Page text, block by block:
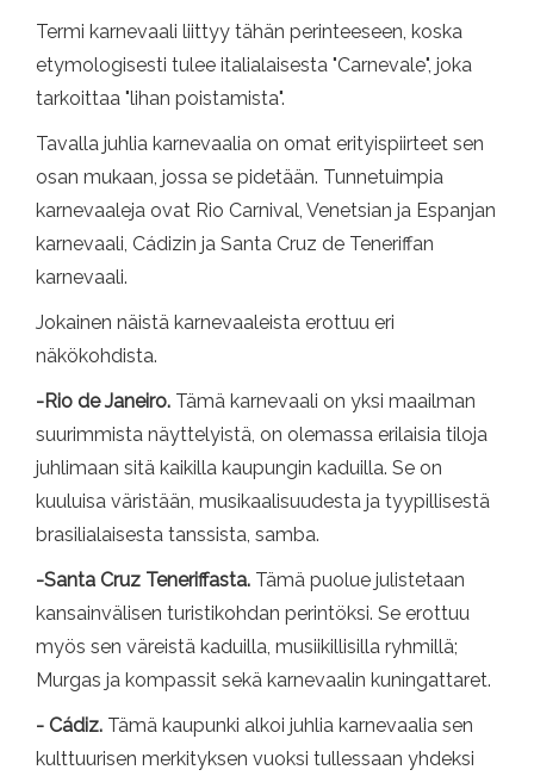
Termi karnevaali liittyy tähän perinteeseen, koska
etymologisesti tulee italialaisesta "Carnevale", joka
tarkoittaa "lihan poistamista".
Tavalla juhlia karnevaalia on omat erityispiirteet sen
osan mukaan, jossa se pidetään. Tunnetuimpia
karnevaaleja ovat Rio Carnival, Venetsian ja Espanjan
karnevaali, Cádizin ja Santa Cruz de Teneriffan
karnevaali.
Jokainen näistä karnevaaleista erottuu eri
näkökohdista.
-Rio de Janeiro. Tämä karnevaali on yksi maailman
suurimmista näyttelyistä, on olemassa erilaisia ​​tiloja
juhlimaan sitä kaikilla kaupungin kaduilla. Se on
kuuluisa väristään, musikaalisuudesta ja tyypillisestä
brasilialaisesta tanssista, samba.
-Santa Cruz Teneriffasta. Tämä puolue julistetaan
kansainvälisen turistikohdan perintöksi. Se erottuu
myös sen väreistä kaduilla, musiikillisilla ryhmillä;
Murgas ja kompassit sekä karnevaalin kuningattaret.
- Cádiz. Tämä kaupunki alkoi juhlia karnevaalia sen
kulttuurisen merkityksen vuoksi tullessaan yhdeksi